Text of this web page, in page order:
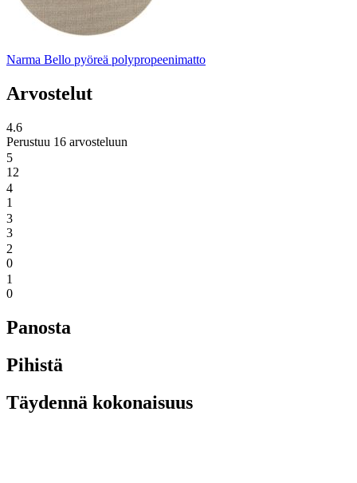
Narma Bello pyöreä polypropeenimatto
Arvostelut
4.6
Perustuu 16 arvosteluun
5
12
4
1
3
3
2
0
1
0
Panosta
Pihistä
Täydennä kokonaisuus